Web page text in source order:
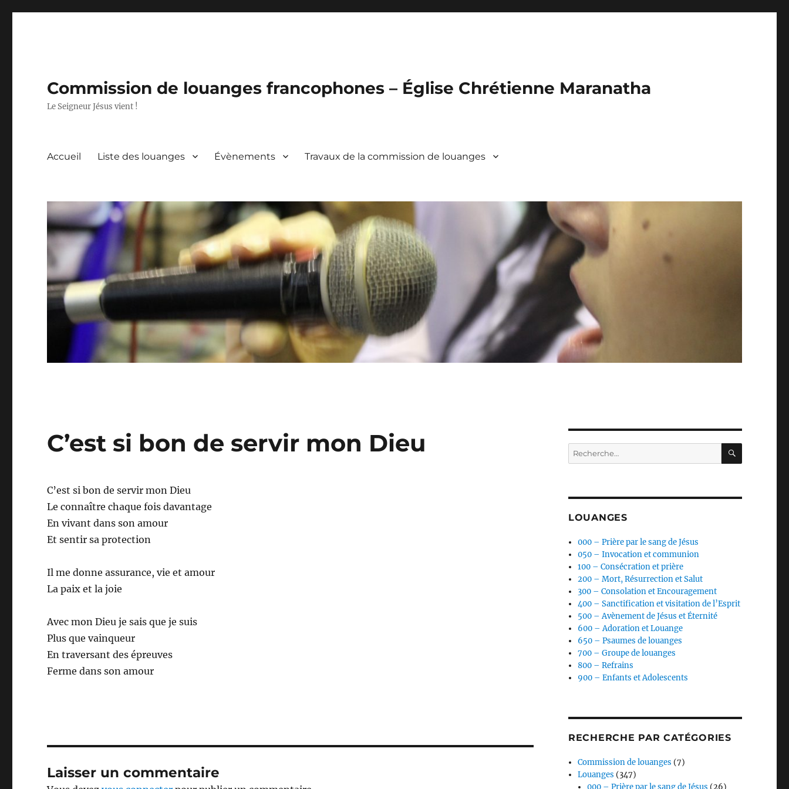
Commission de louanges francophones – Église Chrétienne Maranatha
Le Seigneur Jésus vient !
Accueil Liste des louanges Évènements Travaux de la commission de louanges
C’est si bon de servir mon Dieu
C’est si bon de servir mon Dieu
Le connaître chaque fois davantage
En vivant dans son amour
Et sentir sa protection
Il me donne assurance, vie et amour
La paix et la joie
Avec mon Dieu je sais que je suis
Plus que vainqueur
En traversant des épreuves
Ferme dans son amour
Laisser un commentaire
Recherche
pour :
LOUANGES
000 – Prière par le sang de Jésus
050 – Invocation et communion
100 – Consécration et prière
200 – Mort, Résurrection et Salut
300 – Consolation et Encouragement
400 – Sanctification et visitation de l’Esprit
500 – Avènement de Jésus et Éternité
600 – Adoration et Louange
650 – Psaumes de louanges
700 – Groupe de louanges
800 – Refrains
900 – Enfants et Adolescents
RECHERCHE PAR CATÉGORIES
Commission de louanges (7)
Louanges (347)